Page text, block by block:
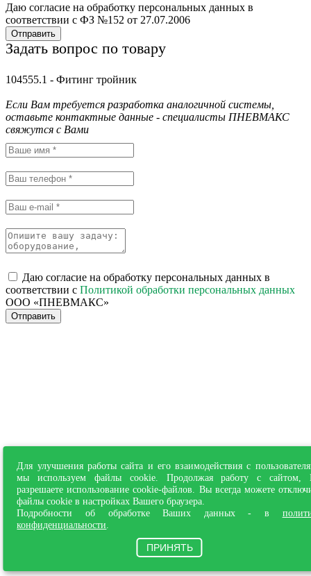
Для улучшения работы сайта и его взаимодействия с
мы используем файлы cookie. Продолжая работу с сайтом,
разрешаете использование cookie-файлов. Вы всегда можете
файлы cookie в настройках Вашего браузера.
Подробности об обработке Ваших данных - в
конфиденциальности
ПРИНЯТЬ
Даю согласие на обработку персональных данных в
соответствии с ФЗ №152 от 27.07.2006
Отправить
Задать вопрос по товару
104555.1 - Фитинг тройник
Если Вам требуется разработка аналогичной системы,
оставьте контактные данные - специалисты ПНЕВМАКС
свяжутся с Вами
Даю согласие на обработку персональных данных в
соответствии с Политикой обработки персональных данных
ООО «ПНЕВМАКС»
Отправить